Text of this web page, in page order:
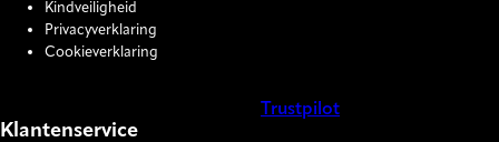
Kindveiligheid
Privacyverklaring
Cookieverklaring
Klantenservice
Trustpilot